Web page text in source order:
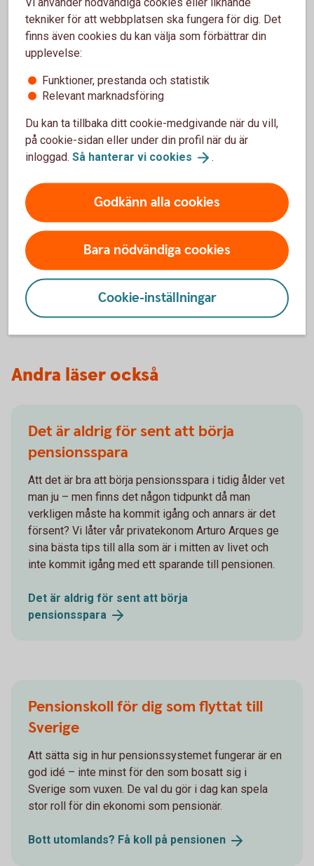
Börja pensionsspara
Så mycket behöver du pensionsspara - räkna själv.
Pensionsspara - räkna ut dinpension
Vill du veta mer om pension?
Få koll på hur pensionen fungerar och hur du kan
påverka den - vi hjälper dig på vägen.
Pension - merinformation
Andra läser också
Det är aldrig för sent att börja
pensionsspara
Att det är bra att börja pensionsspara i tidig ålder vet
man ju – men finns det någon tidpunkt då man
verkligen måste ha kommit igång och annars är det
försent? Vi låter vår privatekonom Arturo Arques ge
sina bästa tips till alla som är i mitten av livet och
inte kommit igång med ett sparande till pensionen.
Det är aldrig för sent att börja
pensionsspara
Pensionskoll för dig som flyttat till
Sverige
Att sätta sig in hur pensionssystemet fungerar är en
god idé – inte minst för den som bosatt sig i
Sverige som vuxen. De val du gör i dag kan spela
stor roll för din ekonomi som pensionär.
Bott utomlands? Få koll på pensionen
tekniker för att webbplatsen ska fungera för dig. Det
finns även cookies du kan välja som förbättrar din
upplevelse:
Funktioner, prestanda och statistik
Relevant marknadsföring
Du kan ta tillbaka ditt cookie-medgivande när du vill,
på cookie-sidan eller under din profil när du är
inloggad. Så hanterar vi cookies .
Godkänn alla cookies
Bara nödvändiga cookies
Cookie-inställningar